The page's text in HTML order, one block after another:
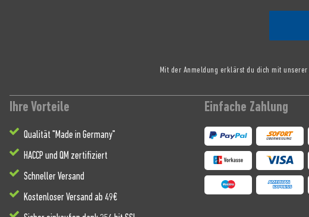
Mit der Anmeldung erklärst du dich mit unserer
Ihre Vorteile
Qualität "Made in Germany"
HACCP und QM zertifiziert
Schneller Versand
Kostenloser Versand ab 49€
Einfache Zahlung